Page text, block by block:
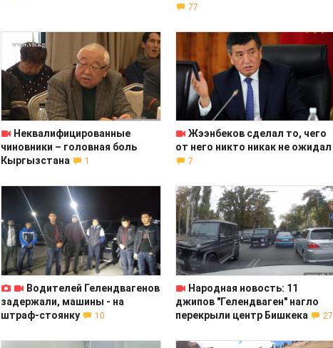
77
Неквалифицированные
чиновники – головная боль
Кыргызстана
1
Жээнбеков сделал то, чего
от него никто никак не ожидал
7
Водителей Гелендвагенов
задержали, машины - на
штраф-стоянку
10
Народная новость: 11
джипов "Гелендваген" нагло
перекрыли центр Бишкека
27